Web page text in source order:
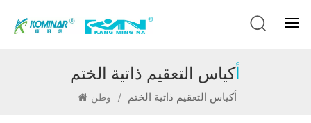
أكياس التعقيم ذاتية الختم
/ أكياس التعقيم ذاتية الختم